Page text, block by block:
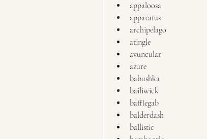
appaloosa
apparatus
archipelago
atingle
avuncular
azure
babushka
bailiwick
bafflegab
balderdash
ballistic